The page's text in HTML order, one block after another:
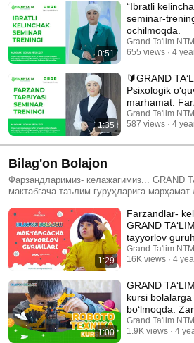
таълим тизимида бир неча йиллик
тажрибали педагоглари сизни қуйидаги йўналишларда ўқув
курсларига таклиф этади: 🔖Араб тили; 🔖Инглиз тили; 🔖Рус тили;
🔖Веб дастурлаш ва веб саҳифа ясаш; 🔖 Архитектура ва интерьер
дизайни; AutoCAD ва 3ds MAX
мактабгача таълим гуруҳлари. 🔖 MAKTAB PLYUS бошланғич
таълим гуруҳлари. Боғланиш рақамлари: ☎️ 71 200 2992 Чилонзор ☎️
78 122 2227 Қоратош ☎️ 71 231 8170
Зангиота ☎️ 71 228 5275 Назарбек ☎️ 99
143 2992 Андижон
0:51
“Ibratli
seminar-
ochilmoqda.
Grand Ta'lim NTM
655 views
4
1:35
🔰GRAND
Psixologik
marhamat.
Grand Ta'lim NTM
587 views
4
Bilag'on Bolajon
Фарзандларимиз- келажагимиз... GRAND TAʻLIM : “Билағон болажон”
мактабгача таълим гуруҳларига марҳамат #video #bolajon
4-7 ёшли болалар учун мўлжалланган.
гуруҳларида олиб борилади. Ҳар бир гуруҳга бириктирилган педагог
мактабга тайёргарлик, алифбо сабоқлари,
илк сабоқлар, математика ва ҳисоб,
машғулотлари олиб боради. Шунингдек, ҳар бир бола билан
дефектолог-логопед томонидан
машғулотлар олиб борилади.
1:29
Farzandlar-
GRAND
tayyorlov
marhamat!
Grand Ta'lim NTM
16K views
4
1:00
GRAND
kursi
bo‘lmoqda.
Grand Ta'lim NTM
1.9K views
4